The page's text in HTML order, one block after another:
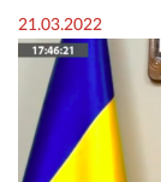
21.03.2022